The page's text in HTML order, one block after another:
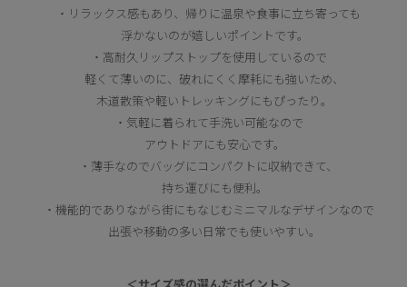
・リラックス感もあり、帰りに温泉や食事に立ち寄っても
浮かないのが嬉しいポイントです。
・高耐久リップストップを使用しているので
軽くて薄いのに、破れにくく摩耗にも強いため、
木道散策や軽いトレッキングにもぴったり。
・気軽に着られて手洗い可能なので
アウトドアにも安心です。
・薄手なのでバッグにコンパクトに収納できて、
持ち運びにも便利。
・機能的でありながら街にもなじむミニマルなデザインなので
出張や移動の多い日常でも使いやすい。
＜サイズ感の選んだポイント＞